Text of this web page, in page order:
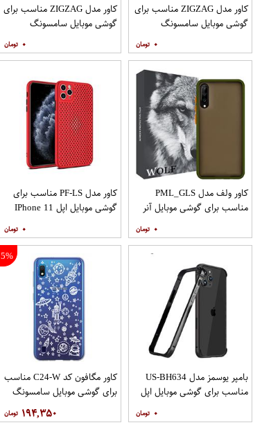
کاور مدل ZIGZAG مناسب برای
گوشی موبایل سامسونگ
نگهدارنده
۰
کاور مدل ZIGZAG مناسب برای
گوشی موبایل سامسونگ
همراه پایه نگهدارنده
۰
کاور ولف مدل PML_GLS
مناسب برای گوشی موبایل آنر
۰
کاور مدل PF-LS مناسب برای
گوشی موبایل اپل IPhone 11
۰
بامپر یوسمز مدل US-BH634
مناسب برای گوشی موبایل اپل
۰
5%
کاور مگافون کد C24-W مناسب
برای گوشی موبایل سامسونگ
۱۹۴,۳۵۰